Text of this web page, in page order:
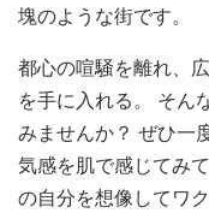
塊のような街です。
都心の喧騒を離れ、
を手に入れる。 そん
みませんか？ ぜひ一
気感を肌で感じてみ
の自分を想像してワ